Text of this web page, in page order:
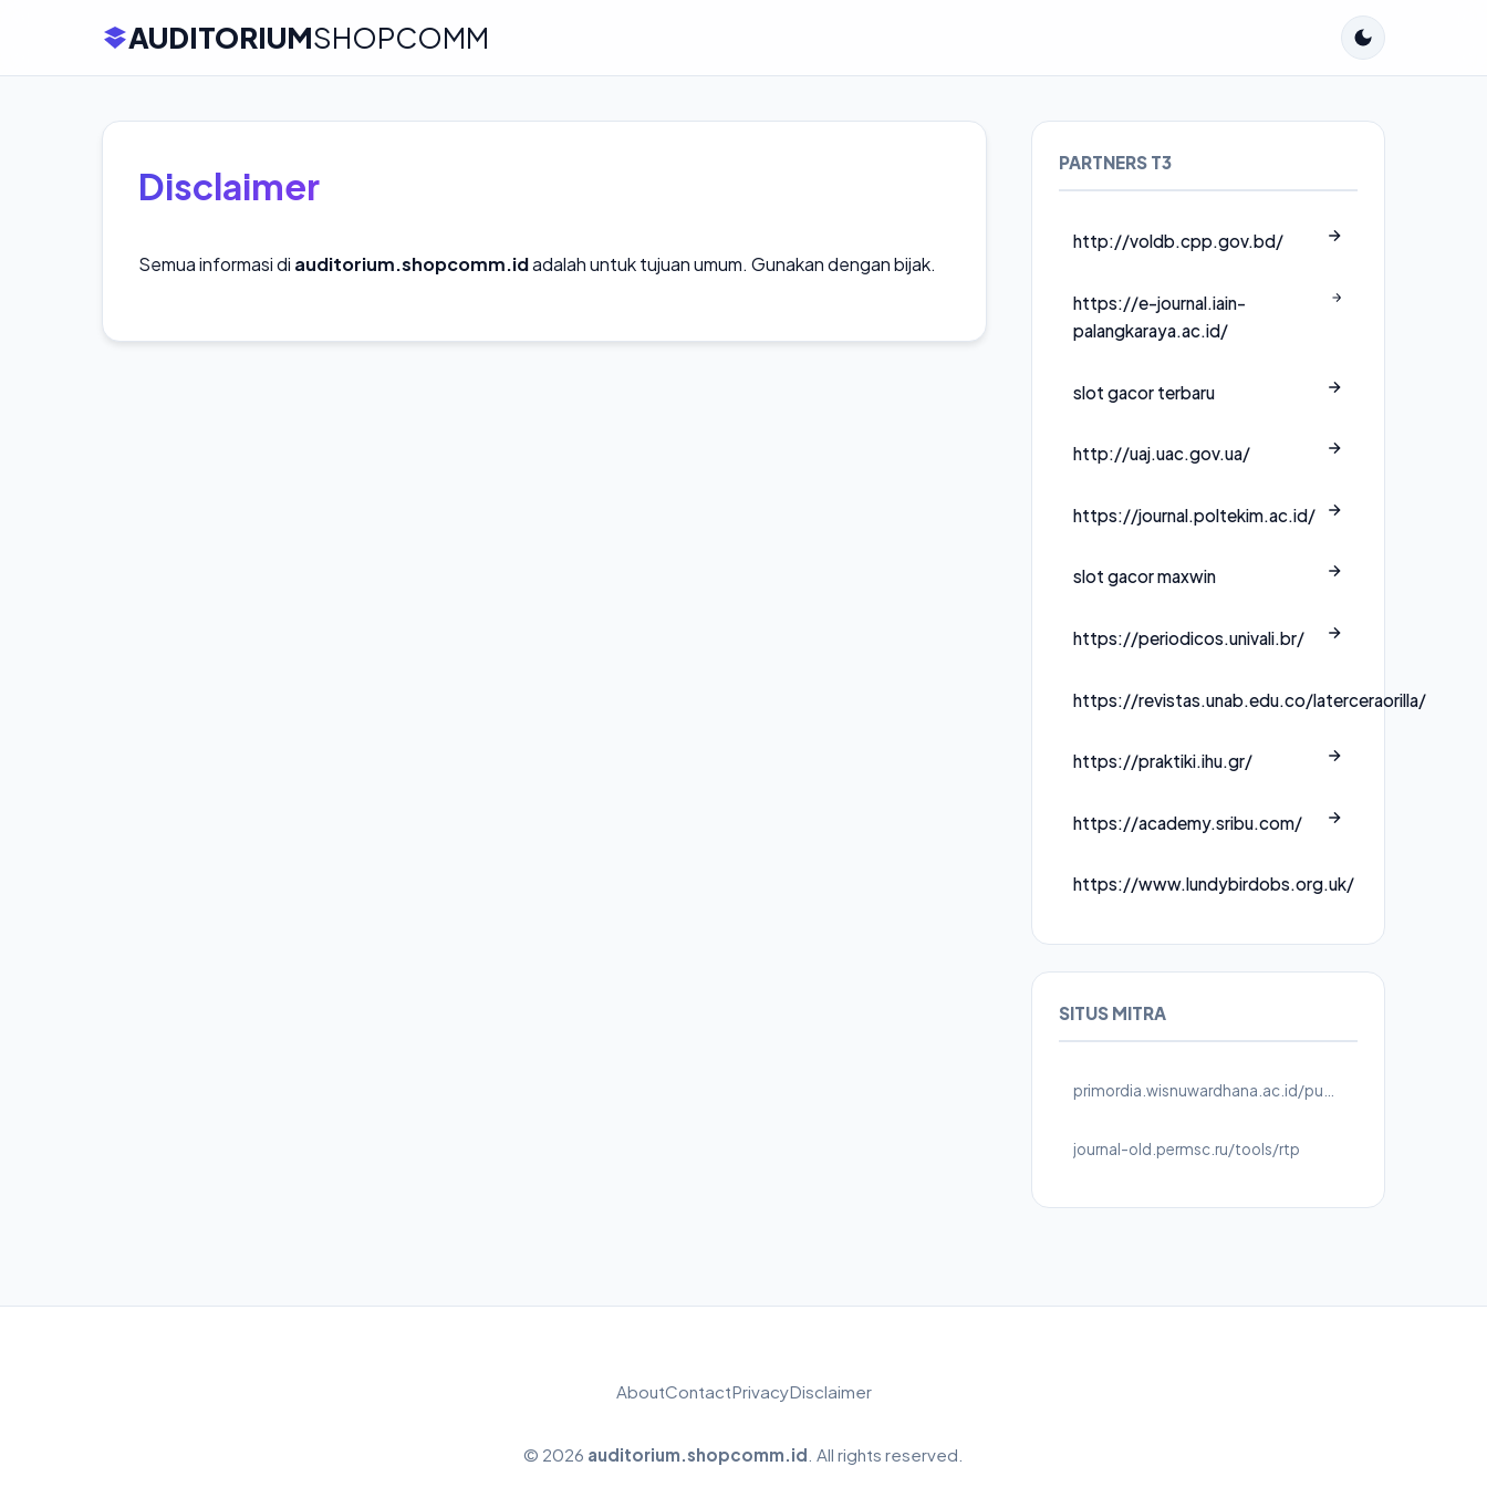
AUDITORIUMSHOPCOMM
Disclaimer
Semua informasi di auditorium.shopcomm.idadalah untuk tujuan umum. Gunakan dengan bijak.
PARTNERS T3
http://voldb.cpp.gov.bd/
https://e-journal.iain-
palangkaraya.ac.id/
slot gacor terbaru
http://uaj.uac.gov.ua/
https://journal.poltekim.ac.id/
slot gacor maxwin
https://periodicos.univali.br/
https://revistas.unab.edu.co/laterceraorilla/
https://praktiki.ihu.gr/
https://academy.sribu.com/
https://www.lundybirdobs.org.uk/
SITUS MITRA
journal-old.permsc.ru/tools/rtp
AboutContactPrivacyDisclaimer
© 2026 auditorium.shopcomm.id . All rights reserved.